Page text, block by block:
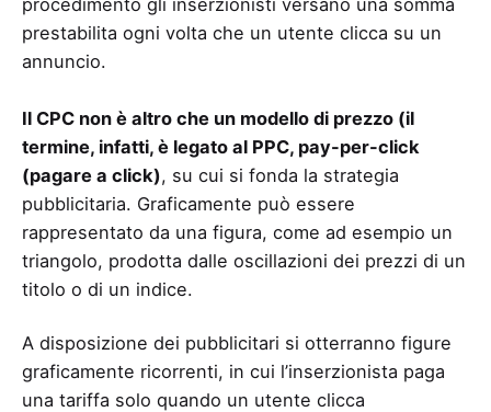
procedimento gli inserzionisti versano una somma
prestabilita ogni volta che un utente clicca su un
annuncio.
Il CPC non è altro che un modello di prezzo (il
termine, infatti, è legato al PPC, pay-per-click
(pagare a click), su cui si fonda la strategia
pubblicitaria. Graficamente può essere
rappresentato da una figura, come ad esempio un
triangolo, prodotta dalle oscillazioni dei prezzi di un
titolo o di un indice.
A disposizione dei pubblicitari si otterranno figure
graficamente ricorrenti, in cui l’inserzionista paga
una tariffa solo quando un utente clicca